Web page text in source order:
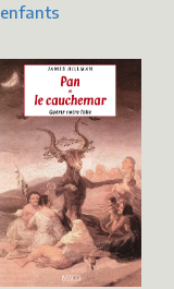
enfants